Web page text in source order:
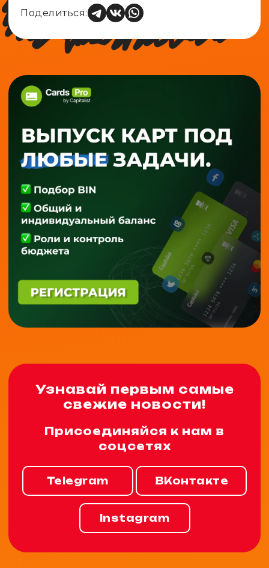
Поделиться:
Узнавай первым самые
свежие новости!
Присоединяйся к нам в
соцсетях
Telegram ВКонтакте
Instagram